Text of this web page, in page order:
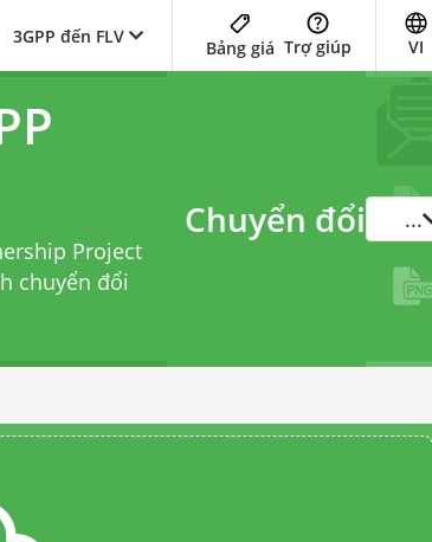
3GPP đến FLV
Bảng giá Trợ giúp VI
Project
chuyển đổi
Chuyển đổi ...